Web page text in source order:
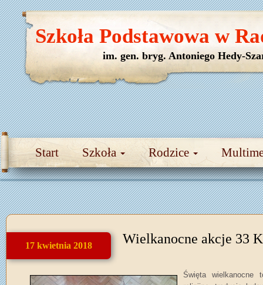
Start Szkoła Rodzice
Szkoła Podstawowa w
im. gen. bryg. Antoniego Hedy-
17 kwietnia 2018 Wielkanocne akcje 33
Święta